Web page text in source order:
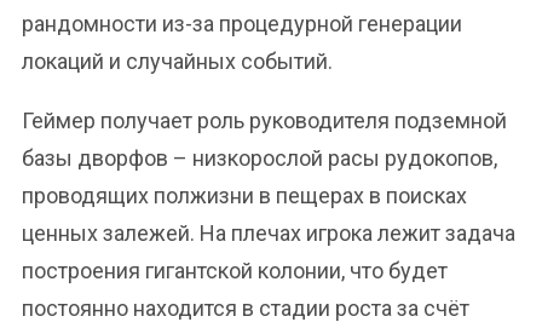
рандомности из-за процедурной генерации
локаций и случайных событий.
Геймер получает роль руководителя подземной
базы дворфов – низкорослой расы рудокопов,
проводящих полжизни в пещерах в поисках
ценных залежей. На плечах игрока лежит задача
построения гигантской колонии, что будет
постоянно находится в стадии роста за счёт